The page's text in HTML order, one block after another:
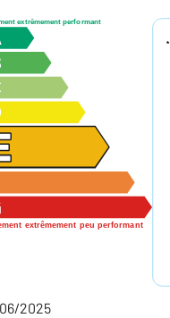
extrêmement performant
extrêmement peu performant
*
2025